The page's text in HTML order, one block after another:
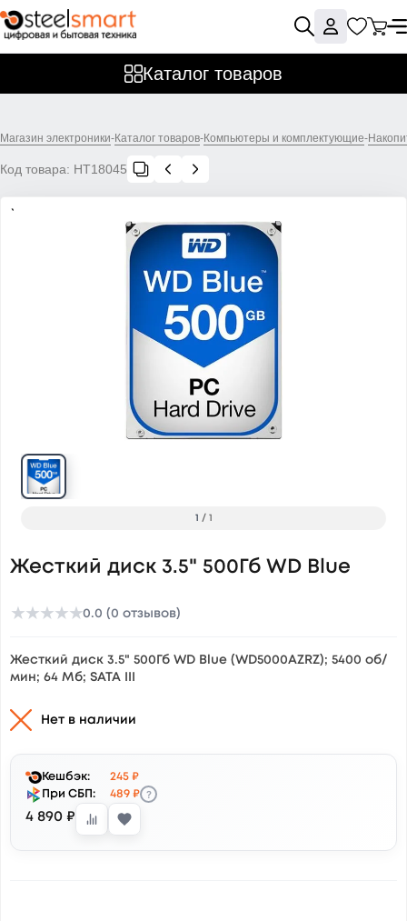
Каталог товаров
Магазин электроники-Каталог товаров-Компьютеры и комплектующие-
Код товара: НТ18045
1 / 1
Жесткий диск 3.5" 500Гб WD Blue
★★★★★0.0 (0 отзывов)
Жесткий диск 3.5" 500Гб WD Blue (WD5000AZRZ); 5400 об/
мин; 64 Мб; SATA III
Нет в наличии
Кешбэк:
245 ₽
При СБП:
489 ₽ ?
4 890 ₽